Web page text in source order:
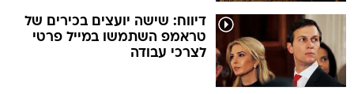
דיווח: שישה יועצים בכירים של
טראמפ השתמשו במייל פרטי
לצרכי עבודה